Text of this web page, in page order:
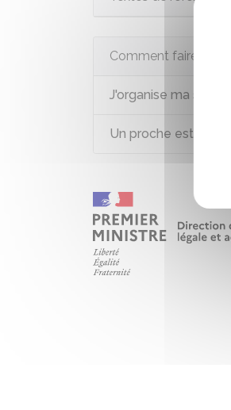
Comment faire si...
J'organise ma
Un proche est